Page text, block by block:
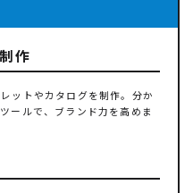
作
ットやカタログを制作。分か
ールで、ブランド力を高めま